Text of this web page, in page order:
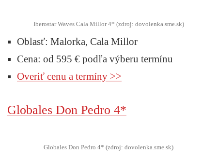
Iberostar Waves Cala Millor 4* (zdroj: dovolenka.sme.sk)
Oblasť: Malorka, Cala Millor
Cena: od 595 € podľa výberu termínu
Overiť cenu a termíny >>
Globales Don Pedro 4*
Globales Don Pedro 4* (zdroj: dovolenka.sme.sk)